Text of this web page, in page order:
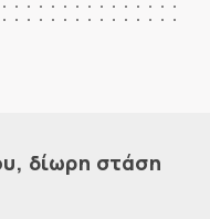
δίωρη στάση